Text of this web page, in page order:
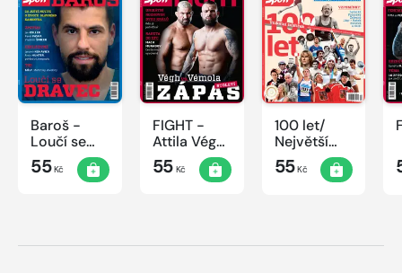
Baroš -
Loučí se
dravec
55Kč
FIGHT -
Attila Végh
vs. Karlos
Vémola
55Kč
100 let/
Největší
okamžiky
českého
55Kč